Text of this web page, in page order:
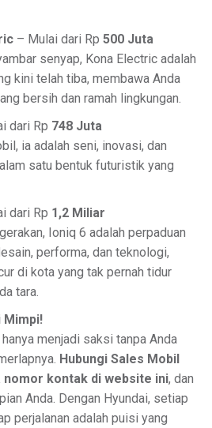
– Mulai dari Rp 500 Juta
senyap, Kona Electric adalah
kini telah tiba, membawa Anda
bersih dan ramah lingkungan.
dari Rp 748 Juta
ia adalah seni, inovasi, dan
satu bentuk futuristik yang
dari Rp 1,2 Miliar
Ioniq 6 adalah perpaduan
performa, dan teknologi,
di kota yang tak pernah tidur
tara.
Mimpi!
menjadi saksi tanpa Anda
Hubungi Sales Mobil
nomor kontak di website ini, dan
Anda. Dengan Hyundai, setiap
perjalanan adalah puisi yang